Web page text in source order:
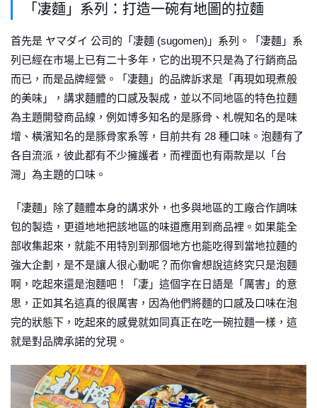
「凄麵」系列：打造一碗有地圖的拉麵
首先是 ヤマダイ 公司的「凄麵 (sugomen)」系列。「凄麵」系
列已經在市場上已有二十多年，它的出現不只是為了行銷商品
而已，而是品牌經營。「凄麵」的品牌訴求是「再現如現煮般
的美味」，講求麵體的口感及製成，並以不同地區的特色拉麵
為主題開發商品線，例如博多知名的是豚骨、札幌知名的是味
增、橫濱知名的是豚骨家系等，目前共有 28 種口味。泡麵有了
各自流派，彼此都有不少擁護者，而裡面也有兩款是以「台
灣」為主題的口味。
「凄麵」除了麵體本身的講求外，也多與地區的工廠合作調味
包的製造，更道地地把該地區的味道應用到商品裡。如果能全
部收集起來，就能不用特別到那個地方也能吃得到當地拉麵的
強大企劃，是不是讓人很心動呢？而你會想說這終究只是泡麵
啊，吃起來還是泡麵吧！「凄」這個字在日語是「厲害」的意
思，正如其名這真的很厲害，因為他們將麵的口感及口味在泡
完的狀態下，吃起來的感覺就如同真正在吃一碗拉麵一樣，這
就是對品牌承諾的兌現。